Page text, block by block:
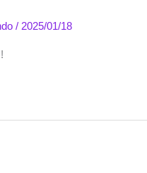
/ 2025/01/18